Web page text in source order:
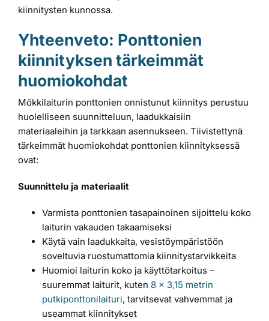
kiinnitysten kunnossa.
Yhteenveto: Ponttonien
kiinnityksen tärkeimmät
huomiokohdat
Mökkilaiturin ponttonien onnistunut kiinnitys perustuu
huolelliseen suunnitteluun, laadukkaisiin
materiaaleihin ja tarkkaan asennukseen. Tiivistettynä
tärkeimmät huomiokohdat ponttonien kiinnityksessä
ovat:
Suunnittelu ja materiaalit
Varmista ponttonien tasapainoinen sijoittelu koko
laiturin vakauden takaamiseksi
Käytä vain laadukkaita, vesistöympäristöön
soveltuvia ruostumattomia kiinnitystarvikkeita
Huomioi laiturin koko ja käyttötarkoitus –
suuremmat laiturit, kuten 8 x 3,15 metrin
putkiponttonilaituri, tarvitsevat vahvemmat ja
useammat kiinnitykset